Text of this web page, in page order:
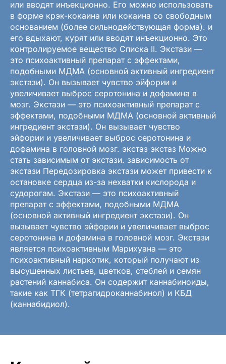
или вводят инъекционно. Его можно использовать
в форме крэк-кокаина или кокаина со свободным
основанием (более сильнодействующая форма). и
его вдыхают, курят или вводят инъекционно. Это
контролируемое вещество Списка II. Экстази —
это психоактивный препарат с эффектами,
подобными МДМА (основной активный ингредиент
экстази). Он вызывает чувство эйфории и
увеличивает выброс серотонина и дофамина в
мозг. Экстази — это психоактивный препарат с
эффектами, подобными МДМА (основной активный
ингредиент экстази). Он вызывает чувство
эйфории и увеличивает выброс серотонина и
дофамина в головной мозг. экстаз экстаз Можно
стать зависимым от экстази. зависимость от
экстази Передозировка экстази может привести к
остановке сердца из-за нехватки кислорода и
судорогам. Экстази — это психоактивный
препарат с эффектами, подобными МДМА
(основной активный ингредиент экстази). Он
вызывает чувство эйфории и увеличивает выброс
серотонина и дофамина в головной мозг. Экстази
является психоактивным Марихуана — это
психоактивный наркотик, который получают из
высушенных листьев, цветков, стеблей и семян
растений каннабиса. Он содержит каннабиноиды,
такие как ТГК (тетрагидроканнабинол) и КБД
(каннабидиол).